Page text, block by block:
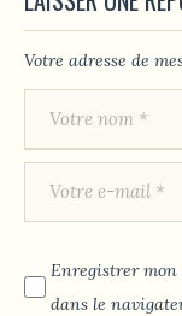
Votre adresse de
Enregistrer mon
dans le